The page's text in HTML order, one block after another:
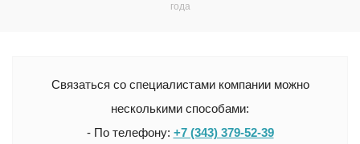
года
Связаться со специалистами компании можно
несколькими способами:
- По телефону: +7 (343) 379-52-39